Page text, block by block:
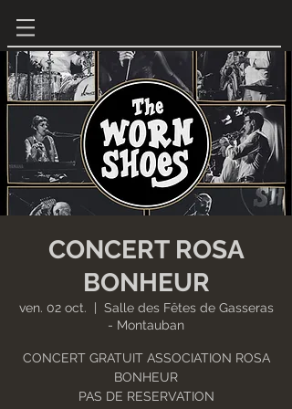
CONCERT ROSA
BONHEUR
ven. 02 oct.
Salle des Fêtes de Gasseras
- Montauban
CONCERT GRATUIT ASSOCIATION ROSA
BONHEUR
PAS DE RESERVATION